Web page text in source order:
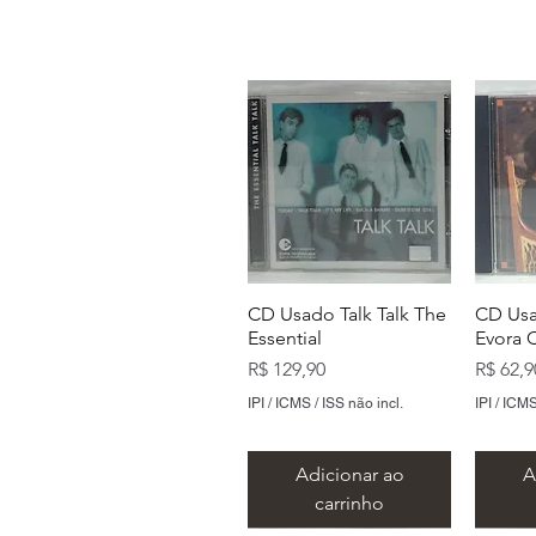
CD Usado Talk Talk The
Essential
Preço
R$ 129,90
IPI / ICMS / ISS não incl.
Adicionar ao
carrinho
CD
Evora
Preço
R$
IPI /